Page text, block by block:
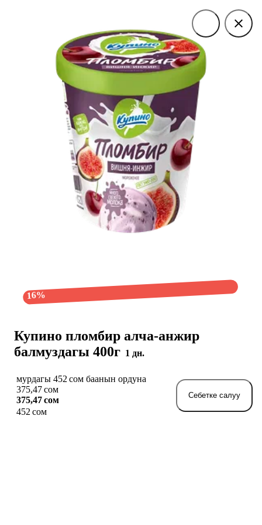
Купино пломбир алча-анжир
балмуздагы 400г 1 дн.
16%
мурдагы 452 сом баанын ордуна
375,47 сом
375,47 сом
452 сом
Себетке салуу